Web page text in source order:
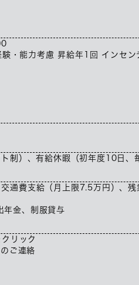
・能力考慮 昇給年1回 インセン
制）、有給休暇（初年度10日、
通費支給（月上限7.5万円）、残
年金、制服貸与
リック
ご連絡